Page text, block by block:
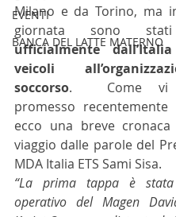
EVENTI
BANCA DEL LATTE MATERNO
Milano e da Torino, ma
giornata sono
ufficialmente
veicoli
soccorso.  Come vi
promesso recentemente
ecco una breve
viaggio dalle parole del
MDA Italia ETS Sami Sisa.
“La prima tappa è
operativo del Magen